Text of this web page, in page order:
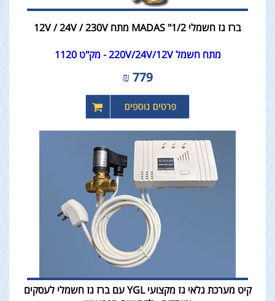
ברז גז חשמלי MADAS "1/2 מתח 12V / 24V / 230V
מתח חשמל 220V/24V/12V - מק"ט 1120
779
₪
קיט מערכת גלאי גז מקצועי YGL עם ברז גז חשמלי לעסקים